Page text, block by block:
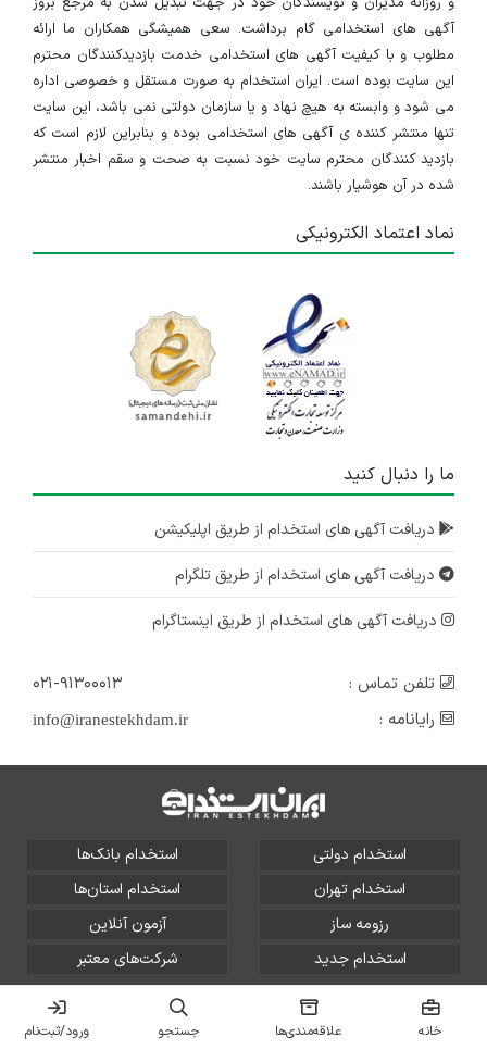
آگهی های استخدامی گام برداشت. سعی همیشگی همکاران ما ارائه
مطلوب و با کیفیت آگهی های استخدامی خدمت بازدیدکنندگان محترم
این سایت بوده است. ایران استخدام به صورت مستقل و خصوصی اداره
می شود و وابسته به هیچ نهاد و یا سازمان دولتی نمی باشد، این سایت
تنها منتشر کننده ی آگهی های استخدامی بوده و بنابراین لازم است که
بازدید کنندگان محترم سایت خود نسبت به صحت و سقم اخبار منتشر
شده در آن هوشیار باشند.
نماد اعتماد الکترونیکی
ما را دنبال کنید
دریافت آگهی های استخدام از طریق اپلیکیشن
دریافت آگهی های استخدام از طریق تلگرام
دریافت آگهی های استخدام از طریق اینستاگرام
تلفن تماس :
۰۲۱-۹۱۳۰۰۰۱۳
رایانامه :
info@iranestekhdam.ir
استخدام دولتی
استخدام بانک‌ها
استخدام تهران
استخدام استان‌ها
رزومه ساز
آزمون آنلاین
استخدام جدید
شرکت‌های معتبر
تمامی حقوق این سایت برای آلتین سیستم محفوظ است و هر
گونه سوءاستفاده از آن پیگرد قانونی دارد.
خانه علاقه‌مندی‌ها جستجو ورود/ثبت‌نام